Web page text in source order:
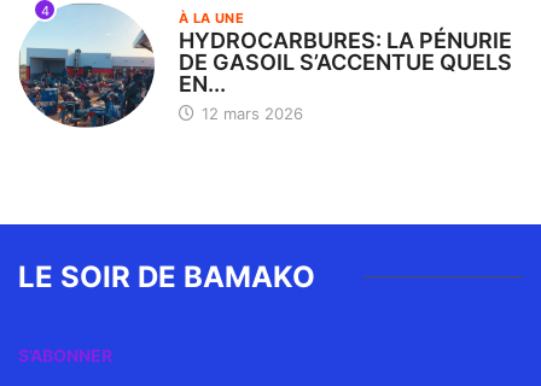
4 À LA UNE
HYDROCARBURES: LA PÉNURIE
DE GASOIL S’ACCENTUE QUELS
EN...
12 mars 2026
LE SOIR DE BAMAKO
S’ABONNER